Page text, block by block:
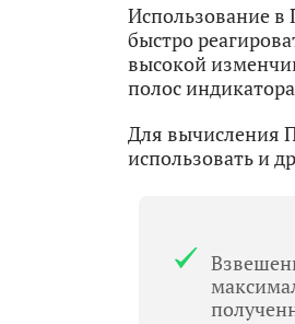
Использование в
быстро
высокой
полос
Для вычисления
использовать и